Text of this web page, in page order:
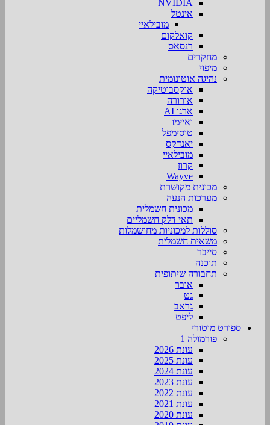
NVIDIA
אינטל
מובילאיי
קואלקום
רנסאס
מחקרים
מיפוי
נהיגה אוטונומית
אוקסבוטיקה
אורורה
ארגו AI
ואיימו
טוסימפל
יאנדקס
מובילאיי
קרוז
Wayve
מכונית מקושרת
מערכות הנעה
מכונית חשמלית
תאי דלק חשמליים
סוללות למכוניות מחושמלות
משאית חשמלית
סייבר
תוכנה
תחבורה שיתופית
אובר
גט
גראב
ליפט
ספורט מוטורי
פורמולה 1
עונת 2026
עונת 2025
עונת 2024
עונת 2023
עונת 2022
עונת 2021
עונת 2020